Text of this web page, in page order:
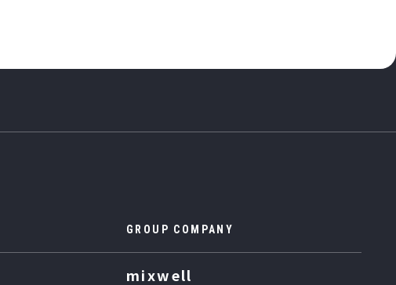
GROUP COMPANY
mixwell